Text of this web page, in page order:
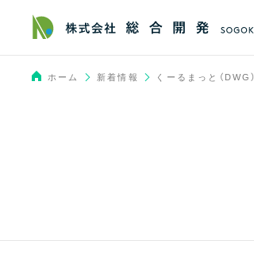
ホーム 新着情報 くーるまっと（DWG）